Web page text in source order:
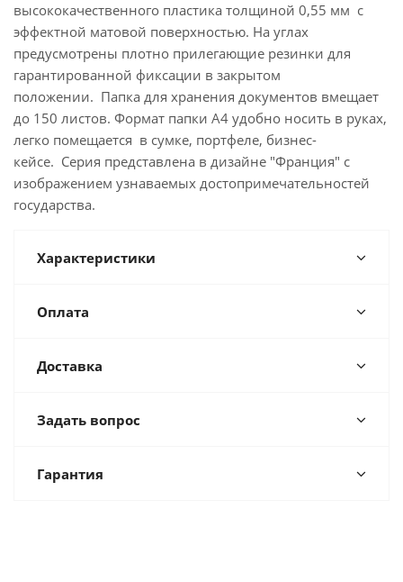
высококачественного пластика толщиной 0,55 мм с
эффектной матовой поверхностью. На углах
предусмотрены плотно прилегающие резинки для
гарантированной фиксации в закрытом
положении. Папка для хранения документов вмещает
до 150 листов. Формат папки А4 удобно носить в руках,
легко помещается в сумке, портфеле, бизнес-
кейсе. Серия представлена в дизайне "Франция" с
изображением узнаваемых достопримечательностей
государства.
Характеристики
Оплата
Доставка
Задать вопрос
Гарантия